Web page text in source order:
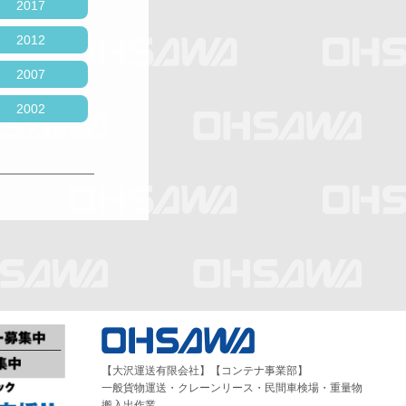
2017
2012
2007
2002
【大沢運送有限会社】【コンテナ事業部】
一般貨物運送・クレーンリース・民間車検場・重量物